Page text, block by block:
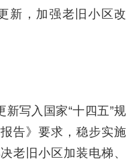
新，加强老旧小区改
写入国家“十四五”规
告》要求，稳步实施
老旧小区加装电梯、